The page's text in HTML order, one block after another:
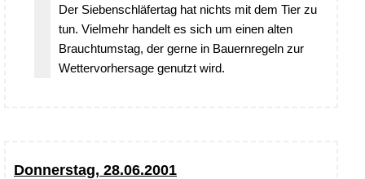
Der Siebenschläfertag hat nichts mit dem Tier zu
tun. Vielmehr handelt es sich um einen alten
Brauchtumstag, der gerne in Bauernregeln zur
Wettervorhersage genutzt wird.
Donnerstag, 28.06.2001